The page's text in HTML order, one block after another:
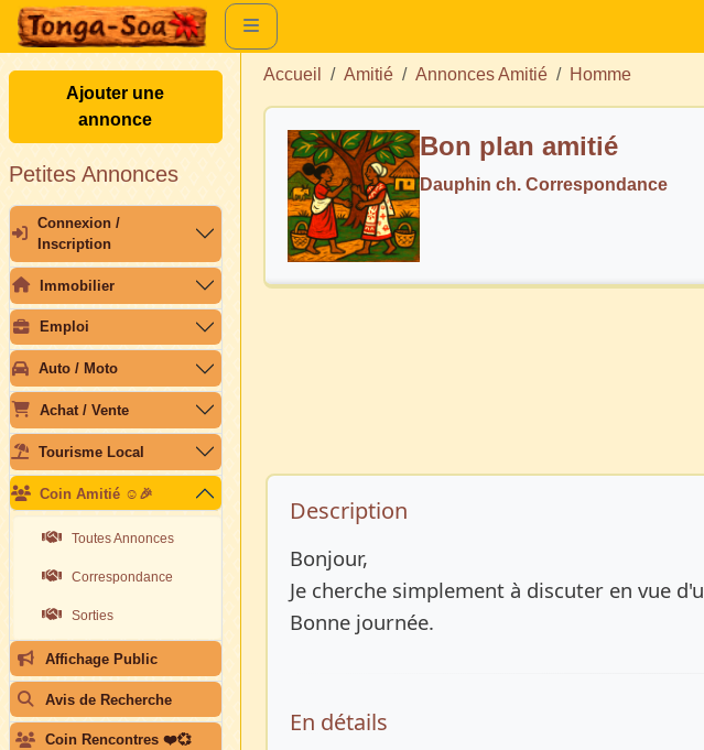
Ajouter une
annonce
Petites Annonces
Connexion /
Inscription
Immobilier
Emploi
Auto / Moto
Achat / Vente
Tourisme Local
Coin Amitié ☺️🎉
Toutes Annonces
Correspondance
Sorties
Affichage Public
Avis de Recherche
Coin Rencontres ❤️💞
Accueil Amitié Annonces Amitié Homme
Bon plan amitié
Dauphin ch. Correspondance
Description de l’annonce
Description
Bonjour,
Je cherche simplement à discuter en vue
Bonne journée.
En détails